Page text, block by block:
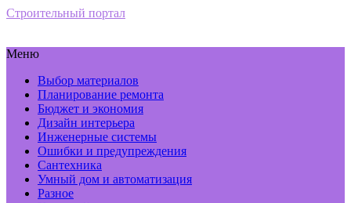
Строительный портал
Меню
Выбор материалов
Планирование ремонта
Бюджет и экономия
Дизайн интерьера
Инженерные системы
Ошибки и предупреждения
Сантехника
Умный дом и автоматизация
Разное